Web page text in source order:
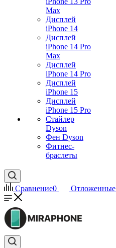
Max
Дисплей
iPhone 14
Дисплей
iPhone 14 Pro
Max
Дисплей
iPhone 14 Pro
Дисплей
iPhone 15
Дисплей
iPhone 15 Pro
Стайлер
Dyson
Фен Dyson
Фитнес-
браслеты
Сравнение0 Отложенные